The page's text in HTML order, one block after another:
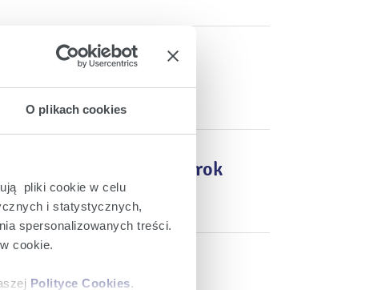
O plikach cookies
pliki cookie w celu
i statystycznych,
spersonalizowanych treści.
cookie.
Polityce Cookies.
za 2024 rok
za 2024 rok